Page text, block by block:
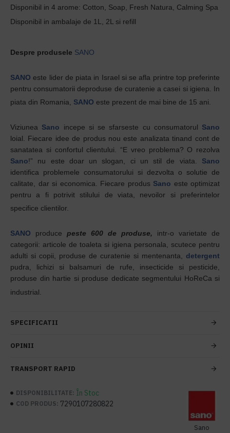
Disponibil in 4 arome: Cotton, Soap, Fresh Natura, Calming Spa
Disponibil in ambalaje de 1L, 2L si refill
Despre produsele SANO
SANO este lider de piata in Israel si se afla printre top preferinte
pentru consumatorii deproduse de curatenie a casei si igiena. In
piata din Romania, SANO este prezent de mai bine de 15 ani.
Viziunea Sano incepe si se sfarseste cu consumatorul Sano
loial. Fiecare idee de produs nou este analizata tinand cont de
sanatatea si confortul clientului. “E vreo problema? O rezolva
Sano!” nu este doar un slogan, ci un stil de viata. Sano
identifica problemele consumatorului si dezvolta o solutie de
calitate, dar si economica. Fiecare produs Sano este optimizat
pentru a fi potrivit stilului de viata, nevoilor si preferintelor
specifice clientilor.
SANO produce peste 600 de produse, intr-o varietate de
categorii: articole de toaleta si igiena personala, scutece pentru
adulti si copii, produse de curatenie si mentenanta, detergent
pudra, lichizi si balsamuri de rufe, insecticide si pesticide,
produse din hartie si produse dedicate segmentului HoReCa si
industrial.
SPECIFICATII
OPINII
TRANSPORT RAPID
DISPONIBILITATE: În Stoc
COD PRODUS: 7290107280822
Sano